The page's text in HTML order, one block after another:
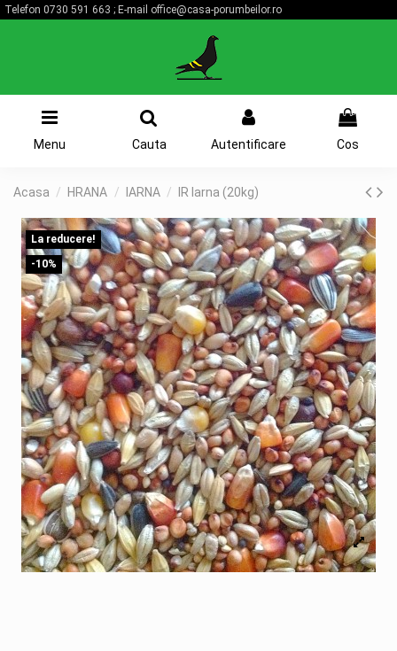
Telefon 0730 591 663 ; E-mail office@casa-porumbeilor.ro
Menu Cauta Autentificare
0
Cos
Acasa HRANA IARNA IR Iarna (20kg)
La reducere!
-10%